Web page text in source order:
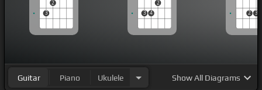
3
2
3 4
2
2 3
Guitar Piano Ukulele ShowAll Diagrams